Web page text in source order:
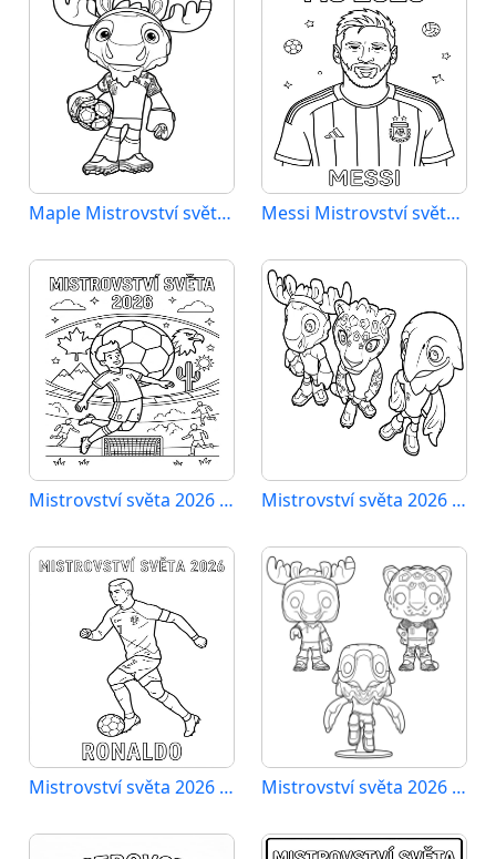
Maple Mistrovství světa 2026 Messi Mistrovství světa 2026
Mistrovství světa 2026 k vytisknutí Mistrovství světa 2026 omalovánka zdarma
Mistrovství světa 2026 Ronaldo Mistrovství světa 2026 tisknutelné